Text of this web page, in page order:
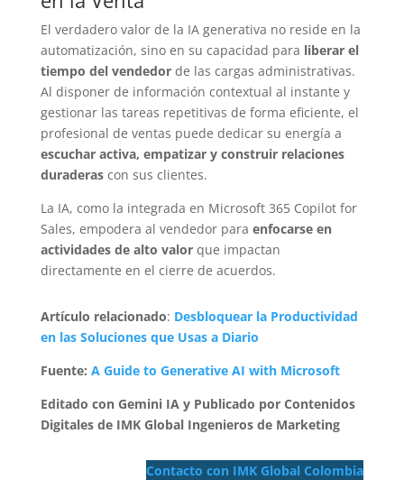
El verdadero valor de la IA generativa no reside en la
automatización, sino en su capacidad para liberar el
tiempo del vendedorde las cargas administrativas.
Al disponer de información contextual al instante y
gestionar las tareas repetitivas de forma eficiente, el
profesional de ventas puede dedicar su energía a
escuchar activa, empatizar y construir relaciones
duraderascon sus clientes.
La IA, como la integrada en Microsoft 365 Copilot for
Sales, empodera al vendedor para enfocarse en
actividades de alto valorque impactan
directamente en el cierre de acuerdos.
Artículo relacionado: Desbloquear la Productividad
en las Soluciones que Usas a Diario
Fuente: A Guide to Generative AI with Microsoft
Editado con Gemini IA y Publicado por Contenidos
Digitales de IMK Global Ingenieros de Marketing
Contacto con IMK Global Colombia